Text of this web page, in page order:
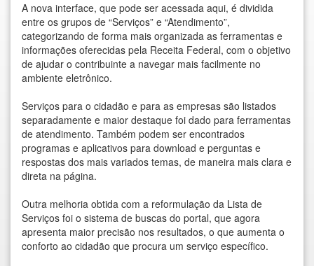
A nova interface, que pode ser acessada aqui, é dividida
entre os grupos de “Serviços” e “Atendimento”,
categorizando de forma mais organizada as ferramentas e
informações oferecidas pela Receita Federal, com o objetivo
de ajudar o contribuinte a navegar mais facilmente no
ambiente eletrônico.
Serviços para o cidadão e para as empresas são listados
separadamente e maior destaque foi dado para ferramentas
de atendimento. Também podem ser encontrados
programas e aplicativos para download e perguntas e
respostas dos mais variados temas, de maneira mais clara e
direta na página.
Outra melhoria obtida com a reformulação da Lista de
Serviços foi o sistema de buscas do portal, que agora
apresenta maior precisão nos resultados, o que aumenta o
conforto ao cidadão que procura um serviço específico.